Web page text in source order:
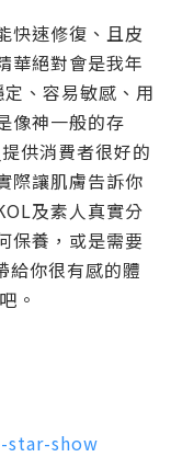
快速修復、且皮
華絕對會是我年
、容易敏感、用
像神一般的存
供消費者很好的
際讓肌膚告訴你
及素人真實分
保養，或是需要
給你很有感的體
。
star-show